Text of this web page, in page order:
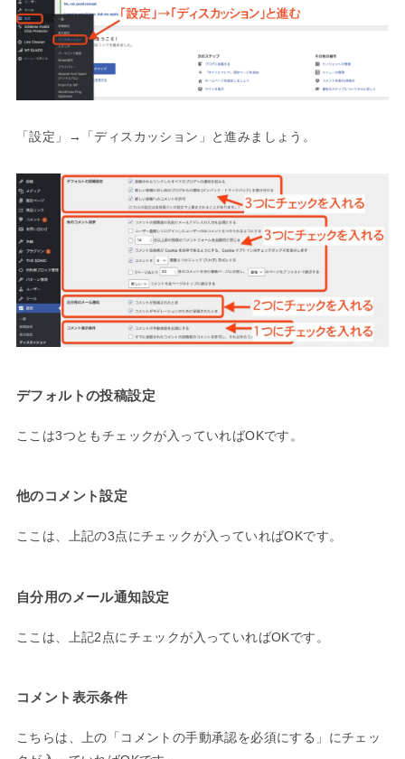
「設定」→「ディスカッション」と進みましょう。
デフォルトの投稿設定
ここは3つともチェックが入っていればOKです。
他のコメント設定
ここは、上記の3点にチェックが入っていればOKです。
自分用のメール通知設定
ここは、上記2点にチェックが入っていればOKです。
コメント表示条件
こちらは、上の「コメントの手動承認を必須にする」にチェッ